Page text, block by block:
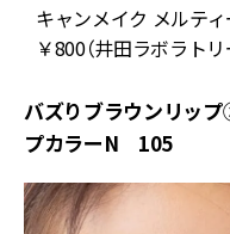
キャンメイク メルテ
￥800（井田ラボラトリ
バズりブラウンリッ
プカラーN 105